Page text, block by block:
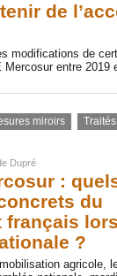
de
modifications de
entre 2019
miroirs
Dupré
:
du
français
?
agricole,